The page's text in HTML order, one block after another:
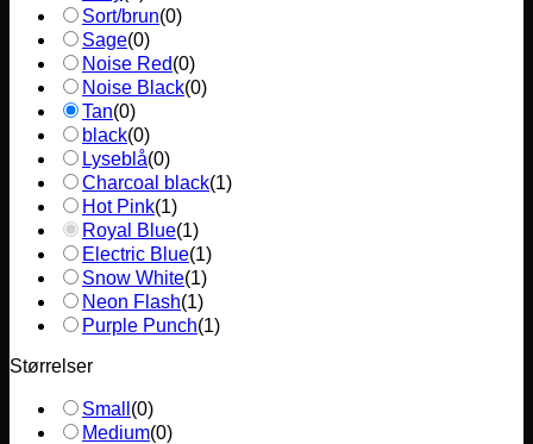
Sort/brun(0)
Sage(0)
Noise Red(0)
Noise Black(0)
Tan(0)
black(0)
Lyseblå(0)
Charcoal black(1)
Hot Pink(1)
Royal Blue(1)
Electric Blue(1)
Snow White(1)
Neon Flash(1)
Purple Punch(1)
Størrelser
Small (0)
Medium(0)